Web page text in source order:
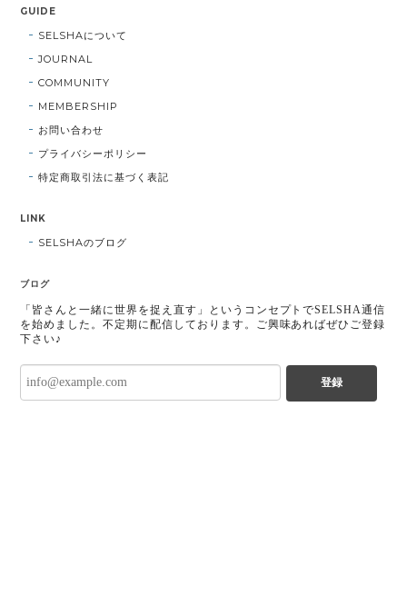
GUIDE
SELSHAについて
JOURNAL
COMMUNITY
MEMBERSHIP
お問い合わせ
プライバシーポリシー
特定商取引法に基づく表記
LINK
SELSHAのブログ
ブログ
「皆さんと一緒に世界を捉え直す」というコンセプトでSELSHA通信
を始めました。不定期に配信しております。ご興味あればぜひご登録
下さい♪
登録